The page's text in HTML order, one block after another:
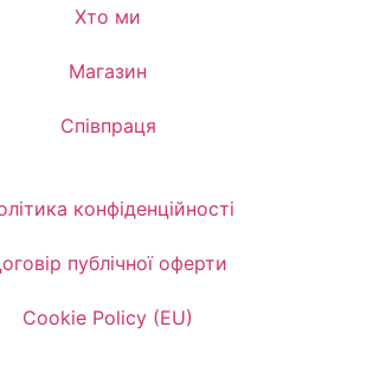
Хто ми
Магазин
Співпраця
конфіденційності
публічної оферти
Cookie Policy (EU)